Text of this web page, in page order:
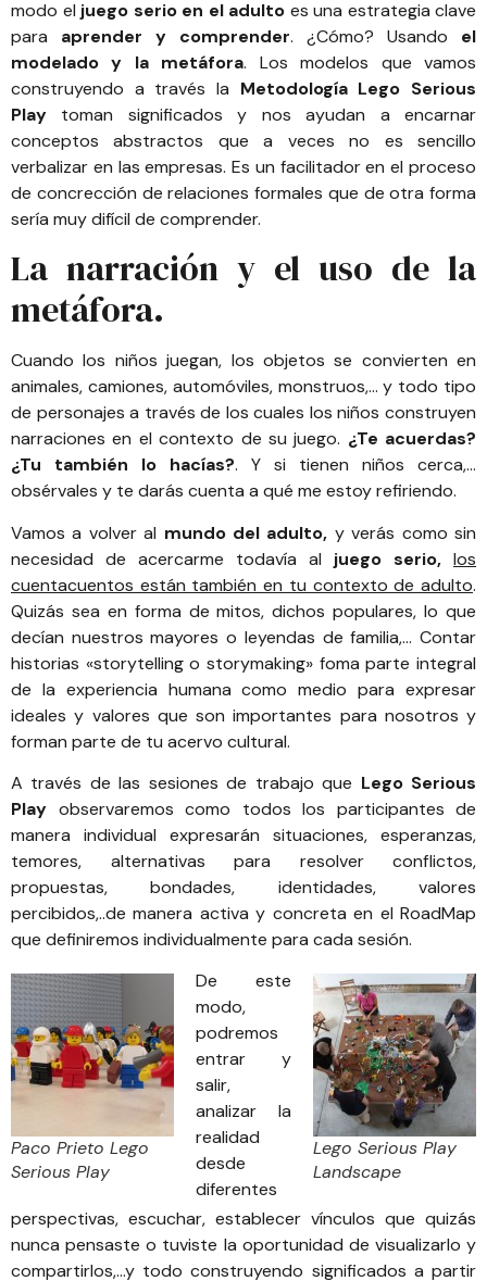
modo el juego serio en el adulto es una estrategia clave
para aprender y comprender. ¿Cómo? Usando el
modelado y la metáfora. Los modelos que vamos
construyendo a través la Metodología Lego Serious
Play toman significados y nos ayudan a encarnar
conceptos abstractos que a veces no es sencillo
verbalizar en las empresas. Es un facilitador en el proceso
de concrección de relaciones formales que de otra forma
sería muy difícil de comprender.
La narración y el uso de la
metáfora.
Cuando los niños juegan, los objetos se convierten en
animales, camiones, automóviles, monstruos,… y todo tipo
de personajes a través de los cuales los niños construyen
narraciones en el contexto de su juego. ¿Te acuerdas?
¿Tu también lo hacías?. Y si tienen niños cerca,…
obsérvales y te darás cuenta a qué me estoy refiriendo.
Vamos a volver al mundo del adulto, y verás como sin
necesidad de acercarme todavía al juego serio, los
cuentacuentos están también en tu contexto de adulto.
Quizás sea en forma de mitos, dichos populares, lo que
decían nuestros mayores o leyendas de familia,… Contar
historias «storytelling o storymaking» foma parte integral
de la experiencia humana como medio para expresar
ideales y valores que son importantes para nosotros y
forman parte de tu acervo cultural.
A través de las sesiones de trabajo que Lego Serious
Play observaremos como todos los participantes de
manera individual expresarán situaciones, esperanzas,
temores, alternativas para resolver conflictos,
propuestas, bondades, identidades, valores
percibidos,..de manera activa y concreta en el RoadMap
que definiremos individualmente para cada sesión.
Lego Serious Play
Landscape
Paco Prieto Lego
Serious Play
De este
modo,
podremos
entrar y
salir,
analizar la
realidad
desde
diferentes
perspectivas, escuchar, establecer vínculos que quizás
nunca pensaste o tuviste la oportunidad de visualizarlo y
compartirlos,…y todo construyendo significados a partir